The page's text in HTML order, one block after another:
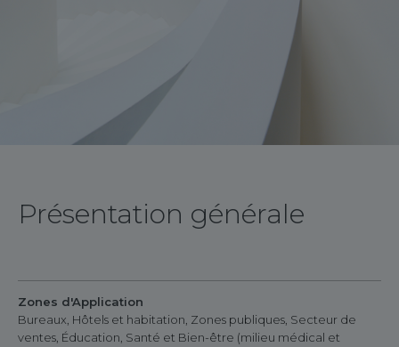
Présentation générale
Zones d'Application
Bureaux, Hôtels et habitation, Zones publiques, Secteur de
ventes, Éducation, Santé et Bien-être (milieu médical et